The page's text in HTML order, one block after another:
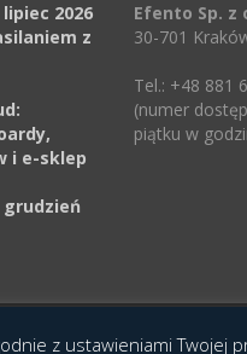
2026
z
i e-sklep
Efento Sp. z
30-701
Tel.: +48 881
(numer
piątku w
z ustawieniami Twojej